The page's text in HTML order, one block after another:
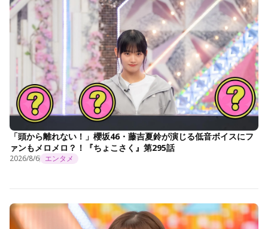
「頭から離れない！」櫻坂46・藤吉夏鈴が演じる低音ボイスにフ
ァンもメロメロ？！『ちょこさく』第295話
2026/8/6 エンタメ